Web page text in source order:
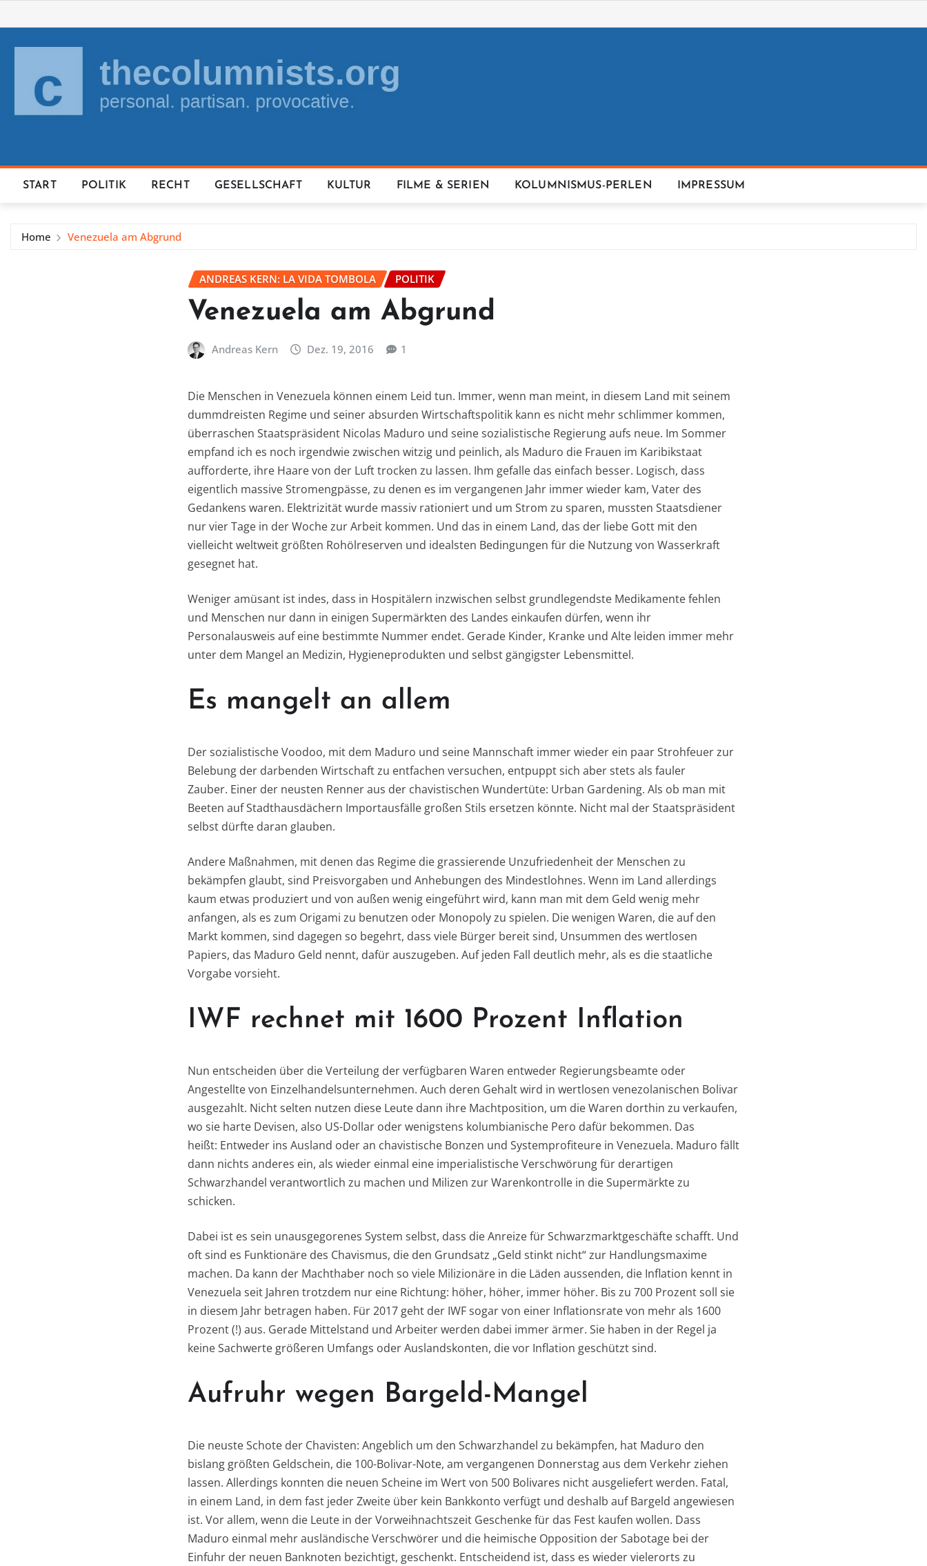
to
content
START POLITIK RECHT GESELLSCHAFT KULTUR FILME & SERIEN KOLUMNISMUS-PERLEN IMPRESSUM
Home Venezuela am Abgrund
ANDREAS KERN: LA VIDA TOMBOLA POLITIK
Venezuela am Abgrund
Andreas Kern Dez. 19, 2016 1
Die Menschen in Venezuela können einem Leid tun. Immer, wenn man meint, in diesem Land mit seinem
dummdreisten Regime und seiner absurden Wirtschaftspolitik kann es nicht mehr schlimmer kommen,
überraschen Staatspräsident Nicolas Maduro und seine sozialistische Regierung aufs neue. Im Sommer
empfand ich es noch irgendwie zwischen witzig und peinlich, als Maduro die Frauen im Karibikstaat
aufforderte, ihre Haare von der Luft trocken zu lassen. Ihm gefalle das einfach besser. Logisch, dass
eigentlich massive Stromengpässe, zu denen es im vergangenen Jahr immer wieder kam, Vater des
Gedankens waren. Elektrizität wurde massiv rationiert und um Strom zu sparen, mussten Staatsdiener
nur vier Tage in der Woche zur Arbeit kommen. Und das in einem Land, das der liebe Gott mit den
vielleicht weltweit größten Rohölreserven und idealsten Bedingungen für die Nutzung von Wasserkraft
gesegnet hat.
Weniger amüsant ist indes, dass in Hospitälern inzwischen selbst grundlegendste Medikamente fehlen
und Menschen nur dann in einigen Supermärkten des Landes einkaufen dürfen, wenn ihr
Personalausweis auf eine bestimmte Nummer endet. Gerade Kinder, Kranke und Alte leiden immer mehr
unter dem Mangel an Medizin, Hygieneprodukten und selbst gängigster Lebensmittel.
Es mangelt an allem
Der sozialistische Voodoo, mit dem Maduro und seine Mannschaft immer wieder ein paar Strohfeuer zur
Belebung der darbenden Wirtschaft zu entfachen versuchen, entpuppt sich aber stets als fauler
Zauber. Einer der neusten Renner aus der chavistischen Wundertüte: Urban Gardening. Als ob man mit
Beeten auf Stadthausdächern Importausfälle großen Stils ersetzen könnte. Nicht mal der Staatspräsident
selbst dürfte daran glauben.
Andere Maßnahmen, mit denen das Regime die grassierende Unzufriedenheit der Menschen zu
bekämpfen glaubt, sind Preisvorgaben und Anhebungen des Mindestlohnes. Wenn im Land allerdings
kaum etwas produziert und von außen wenig eingeführt wird, kann man mit dem Geld wenig mehr
anfangen, als es zum Origami zu benutzen oder Monopoly zu spielen. Die wenigen Waren, die auf den
Markt kommen, sind dagegen so begehrt, dass viele Bürger bereit sind, Unsummen des wertlosen
Papiers, das Maduro Geld nennt, dafür auszugeben. Auf jeden Fall deutlich mehr, als es die staatliche
Vorgabe vorsieht.
IWF rechnet mit 1600 Prozent Inflation
Nun entscheiden über die Verteilung der verfügbaren Waren entweder Regierungsbeamte oder
Angestellte von Einzelhandelsunternehmen. Auch deren Gehalt wird in wertlosen venezolanischen Bolivar
ausgezahlt. Nicht selten nutzen diese Leute dann ihre Machtposition, um die Waren dorthin zu verkaufen,
wo sie harte Devisen, also US-Dollar oder wenigstens kolumbianische Pero dafür bekommen. Das
heißt: Entweder ins Ausland oder an chavistische Bonzen und Systemprofiteure in Venezuela. Maduro fällt
dann nichts anderes ein, als wieder einmal eine imperialistische Verschwörung für derartigen
Schwarzhandel verantwortlich zu machen und Milizen zur Warenkontrolle in die Supermärkte zu
schicken.
Dabei ist es sein unausgegorenes System selbst, dass die Anreize für Schwarzmarktgeschäfte schafft. Und
oft sind es Funktionäre des Chavismus, die den Grundsatz „Geld stinkt nicht“ zur Handlungsmaxime
machen. Da kann der Machthaber noch so viele Milizionäre in die Läden aussenden, die Inflation kennt in
Venezuela seit Jahren trotzdem nur eine Richtung: höher, höher, immer höher. Bis zu 700 Prozent soll sie
in diesem Jahr betragen haben. Für 2017 geht der IWF sogar von einer Inflationsrate von mehr als 1600
Prozent (!) aus. Gerade Mittelstand und Arbeiter werden dabei immer ärmer. Sie haben in der Regel ja
keine Sachwerte größeren Umfangs oder Auslandskonten, die vor Inflation geschützt sind.
Aufruhr wegen Bargeld-Mangel
Die neuste Schote der Chavisten: Angeblich um den Schwarzhandel zu bekämpfen, hat Maduro den
bislang größten Geldschein, die 100-Bolivar-Note, am vergangenen Donnerstag aus dem Verkehr ziehen
lassen. Allerdings konnten die neuen Scheine im Wert von 500 Bolivares nicht ausgeliefert werden. Fatal,
in einem Land, in dem fast jeder Zweite über kein Bankkonto verfügt und deshalb auf Bargeld angewiesen
ist. Vor allem, wenn die Leute in der Vorweihnachtszeit Geschenke für das Fest kaufen wollen. Dass
Maduro einmal mehr ausländische Verschwörer und die heimische Opposition der Sabotage bei der
Einfuhr der neuen Banknoten bezichtigt, geschenkt. Entscheidend ist, dass es wieder vielerorts zu